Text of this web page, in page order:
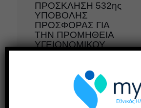
ΠΡΟΣΚΛΗΣΗ 532ης
ΥΠΟΒΟΛΗΣ
ΠΡΟΣΦΟΡΑΣ ΓΙΑ
ΤΗΝ ΠΡΟΜΗΘΕΙΑ
ΥΓΕΙΟΝΟΜΙΚΟΥ
ΜΟΝΑΔΑΣ ΒΕΡΟΙΑΣ
ΓΕΝΙΚΟΥ
ΝΟΣΟΚΟΜΕΙΟΥ